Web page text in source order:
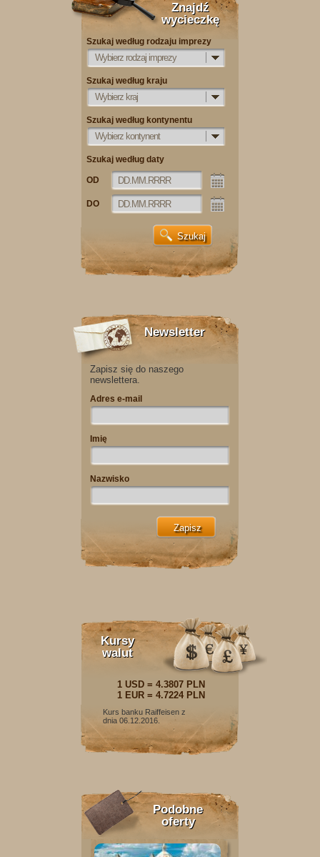
Znajdź
wycieczkę
Szukaj według rodzaju imprezy
Wybierz rodzaj imprezy
Szukaj według kraju
Wybierz kraj
Szukaj według kontynentu
Wybierz kontynent
Szukaj według daty
OD
DO
Newsletter
Zapisz się do naszego
newslettera.
Adres e-mail
Imię
Nazwisko
Kursy
walut
1 USD = 4.3807 PLN
1 EUR = 4.7224 PLN
Kurs banku Raiffeisen z
dnia 06.12.2016.
Podobne
oferty